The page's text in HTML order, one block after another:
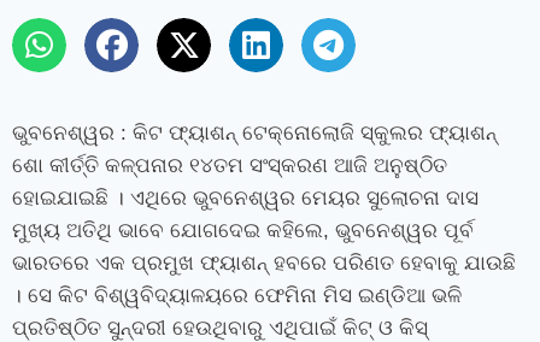
ଭୁବନେଶ୍ୱର : କିଟ ଫ୍ୟାଶନ୍ ଟେକ୍ନୋଲୋଜି ସ୍କୁଲର ଫ୍ୟାଶନ୍
ଶୋ କୀର୍ତ୍ତି କଳ୍ପନାର ୧୪ତମ ସଂସ୍କରଣ ଆଜି ଅନୁଷ୍ଠିତ
ହୋଇଯାଇଛି । ଏଥିରେ ଭୁବନେଶ୍ୱର ମେୟର ସୁଲୋଚନା ଦାସ
ମୁଖ୍ୟ ଅତିଥି ଭାବେ ଯୋଗଦେଇ କହିଲେ, ଭୁବନେଶ୍ୱର ପୂର୍ବ
ଭାରତରେ ଏକ ପ୍ରମୁଖ ଫ୍ୟାଶନ୍ ହବରେ ପରିଣତ ହେବାକୁ ଯାଉଛି
। ସେ କିଟ ବିଶ୍ୱବିଦ୍ୟାଳୟରେ ଫେମିନା ମିସ ଇଣ୍ଡିଆ ଭଳି
ପ୍ରତିଷ୍ଠିତ ସୁନ୍ଦରୀ ହେଉଥିବାରୁ ଏଥିପାଇଁ କିଟ୍‍ ଓ କିସ୍‍